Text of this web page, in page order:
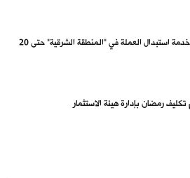
"البريد" تقدم خدمة استبدال العملة في "المنطقة الشرقية" حتى 20
رمضان بإدارة هيئة الاستثمار